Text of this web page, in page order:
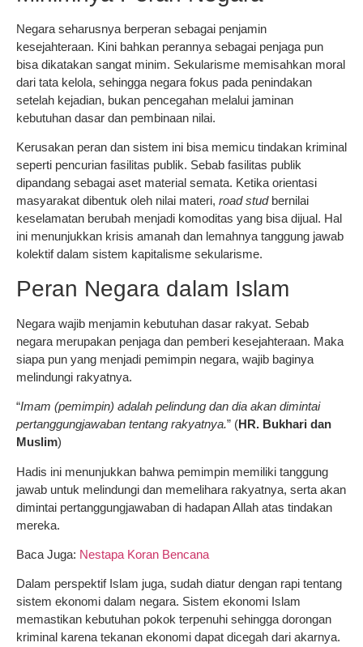
Negara seharusnya berperan sebagai penjamin
kesejahteraan. Kini bahkan perannya sebagai penjaga pun
bisa dikatakan sangat minim. Sekularisme memisahkan moral
dari tata kelola, sehingga negara fokus pada penindakan
setelah kejadian, bukan pencegahan melalui jaminan
kebutuhan dasar dan pembinaan nilai.
Kerusakan peran dan sistem ini bisa memicu tindakan kriminal
seperti pencurian fasilitas publik. Sebab fasilitas publik
dipandang sebagai aset material semata. Ketika orientasi
masyarakat dibentuk oleh nilai materi, road studbernilai
keselamatan berubah menjadi komoditas yang bisa dijual. Hal
ini menunjukkan krisis amanah dan lemahnya tanggung jawab
kolektif dalam sistem kapitalisme sekularisme.
Peran Negara dalam Islam
Negara wajib menjamin kebutuhan dasar rakyat. Sebab
negara merupakan penjaga dan pemberi kesejahteraan. Maka
siapa pun yang menjadi pemimpin negara, wajib baginya
melindungi rakyatnya.
“Imam (pemimpin) adalah pelindung dan dia akan dimintai
pertanggungjawaban tentang rakyatnya.” (HR. Bukhari dan
Muslim)
Hadis ini menunjukkan bahwa pemimpin memiliki tanggung
jawab untuk melindungi dan memelihara rakyatnya, serta akan
dimintai pertanggungjawaban di hadapan Allah atas tindakan
mereka.
Baca Juga: Nestapa Koran Bencana
Dalam perspektif Islam juga, sudah diatur dengan rapi tentang
sistem ekonomi dalam negara. Sistem ekonomi Islam
memastikan kebutuhan pokok terpenuhi sehingga dorongan
kriminal karena tekanan ekonomi dapat dicegah dari akarnya.